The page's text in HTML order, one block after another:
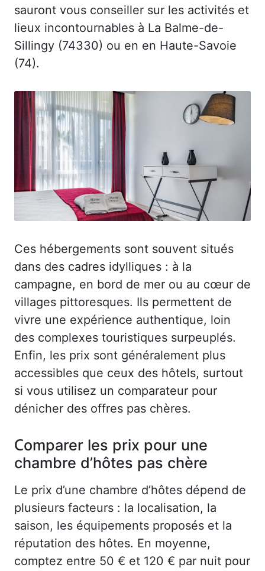
sauront vous conseiller sur les activités et
lieux incontournables à La Balme-de-
Sillingy (74330) ou en en Haute-Savoie
(74).
Ces hébergements sont souvent situés
dans des cadres idylliques : à la
campagne, en bord de mer ou au cœur de
villages pittoresques. Ils permettent de
vivre une expérience authentique, loin
des complexes touristiques surpeuplés.
Enfin, les prix sont généralement plus
accessibles que ceux des hôtels, surtout
si vous utilisez un comparateur pour
dénicher des offres pas chères.
Comparer les prix pour une
chambre d’hôtes pas chère
Le prix d’une chambre d’hôtes dépend de
plusieurs facteurs : la localisation, la
saison, les équipements proposés et la
réputation des hôtes. En moyenne,
comptez entre 50 € et 120 € par nuit pour